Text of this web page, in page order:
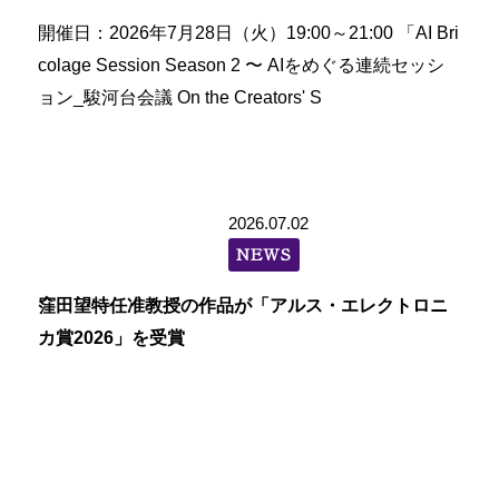
開催日：2026年7月28日（火）19:00～21:00 「AI Bri
colage Session Season 2 〜 AIをめぐる連続セッシ
ョン_駿河台会議 On the Creators' S
2026.07.02
NEWS
窪田望特任准教授の作品が「アルス・エレクトロニ
カ賞2026」を受賞